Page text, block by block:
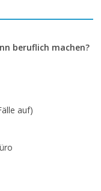
beruflich machen?
auf)